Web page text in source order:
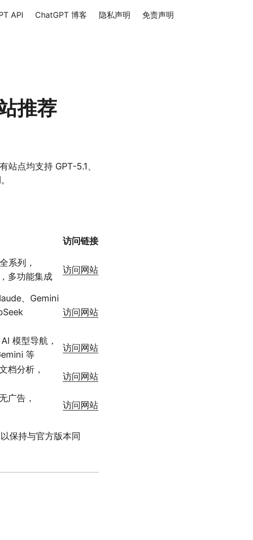
API ChatGPT 博客 隐私声明 免责声明
推荐
点均支持 GPT-5.1、
。
访问链接
系列，
多功能集成
访问网站
、Gemini
访问网站
模型导航，
等
访问网站
档分析，
访问网站
广告，
访问网站
保持与官方版本同